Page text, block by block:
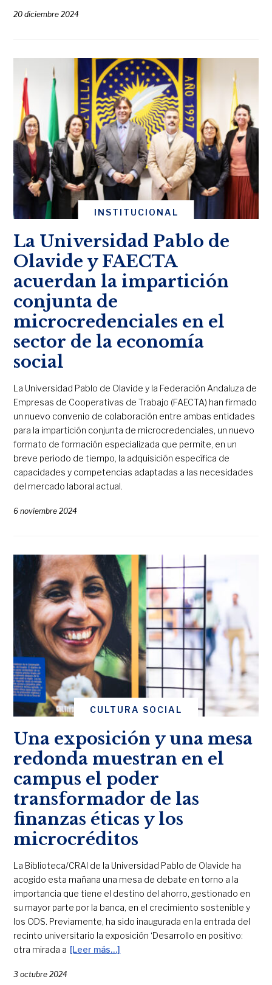
20 diciembre 2024
INSTITUCIONAL
La Universidad Pablo de
Olavide y FAECTA
acuerdan la impartición
conjunta de
microcredenciales en el
sector de la economía
social
La Universidad Pablo de Olavide y la Federación Andaluza de
Empresas de Cooperativas de Trabajo (FAECTA) han firmado
un nuevo convenio de colaboración entre ambas entidades
para la impartición conjunta de microcredenciales, un nuevo
formato de formación especializada que permite, en un
breve periodo de tiempo, la adquisición específica de
capacidades y competencias adaptadas a las necesidades
del mercado laboral actual.
6 noviembre 2024
CULTURA SOCIAL
Una exposición y una mesa
redonda muestran en el
campus el poder
transformador de las
finanzas éticas y los
microcréditos
La Biblioteca/CRAI de la Universidad Pablo de Olavide ha
acogido esta mañana una mesa de debate en torno a la
importancia que tiene el destino del ahorro, gestionado en
su mayor parte por la banca, en el crecimiento sostenible y
los ODS. Previamente, ha sido inaugurada en la entrada del
recinto universitario la exposición ‘Desarrollo en positivo:
otra mirada a [Leer más…]
3 octubre 2024